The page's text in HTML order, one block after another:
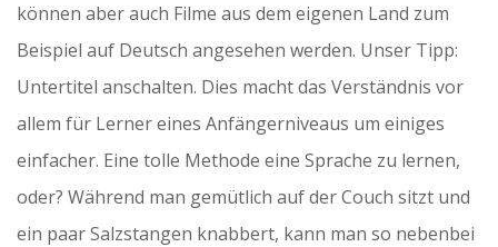
können aber auch Filme aus dem eigenen Land zum
Beispiel auf Deutsch angesehen werden. Unser Tipp:
Untertitel anschalten. Dies macht das Verständnis vor
allem für Lerner eines Anfängerniveaus um einiges
einfacher. Eine tolle Methode eine Sprache zu lernen,
oder? Während man gemütlich auf der Couch sitzt und
ein paar Salzstangen knabbert, kann man so nebenbei